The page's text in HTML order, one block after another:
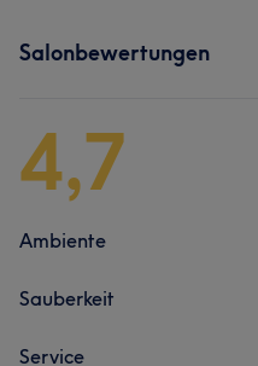
Salonbewertungen
4,7
Ambiente
Sauberkeit
Service